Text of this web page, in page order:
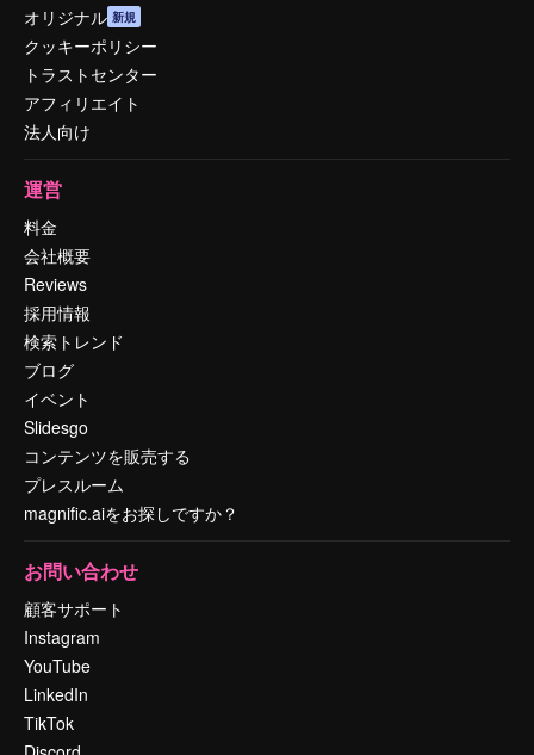
オリジナル 新規
クッキーポリシー
トラストセンター
アフィリエイト
法人向け
運営
料金
会社概要
Reviews
採用情報
検索トレンド
ブログ
イベント
Slidesgo
コンテンツを販売する
プレスルーム
magnific.aiをお探しですか？
お問い合わせ
顧客サポート
Instagram
YouTube
LinkedIn
TikTok